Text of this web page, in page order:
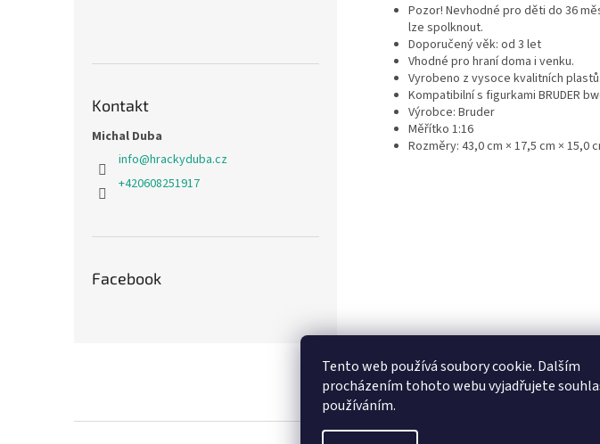
Tento web používá soubory cookie. Dalším
procházením tohoto webu vyjadřujete
používáním.
Kontakt
Michal Duba
info@hrackyduba.cz
+420608251917
Facebook
Pozor! Nevhodné pro děti do 36
lze spolknout.
Doporučený věk: od 3 let
Vhodné pro hraní doma i venku.
Vyrobeno z vysoce kvalitních plastů.
Kompatibilní s figurkami BRUDER
Výrobce: Bruder
Měřítko 1:16
Rozměry: 43,0 cm × 17,5 cm × 15,0
NajduZboží.cz